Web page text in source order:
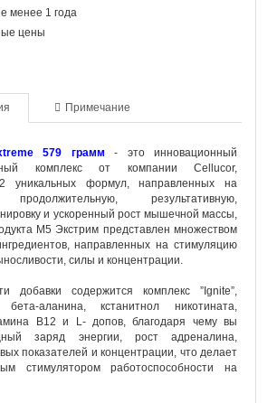
менее 1 года
цены
Примечание
579 грамм - это инновационный
комплекс от компании Cellucor,
уникальных формул, направленных на
продолжительную, результативную,
и ускоренный рост мышечной массы,
М5 Экстрим представлен множеством
направленных на стимуляцию
силы и концентрации.
добавки содержится комплекс ”Ignite”,
аланина, кстанитнол никотината,
B12 и L- допов, благодаря чему вы
заряд энергии, рост адреналина,
показателей и концентрации, что делает
стимулятором работоспособности на